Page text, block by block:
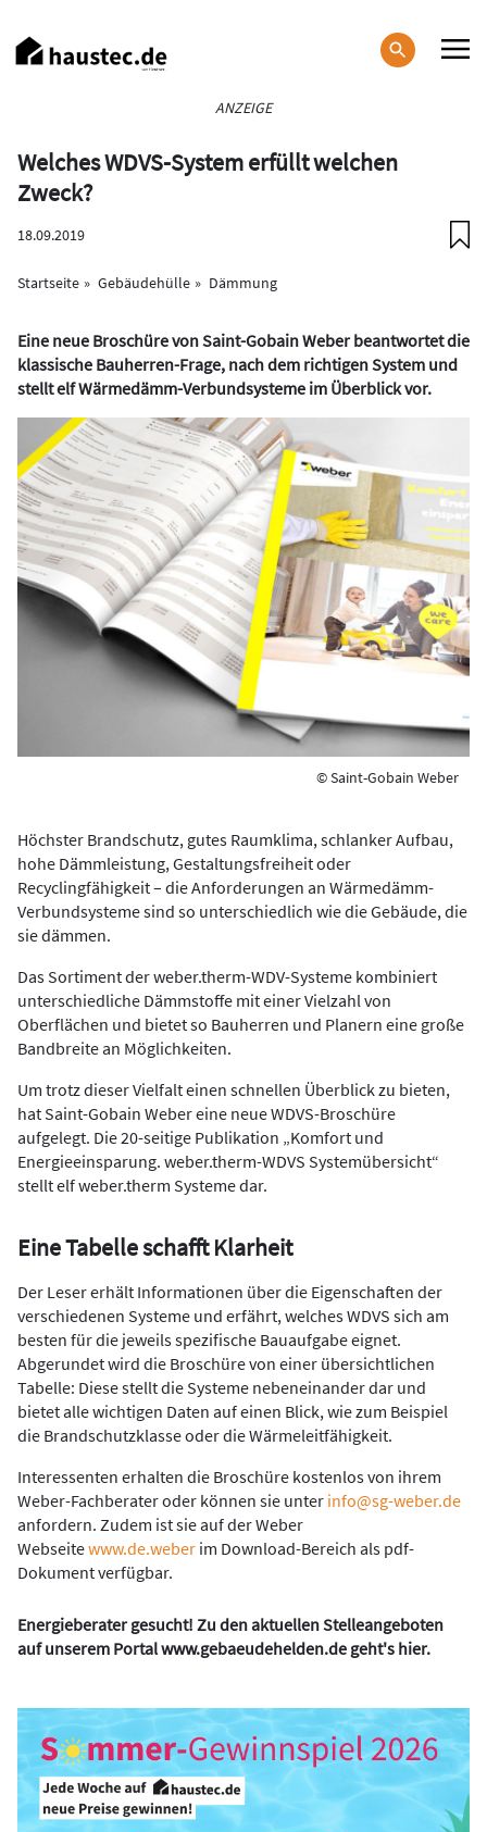
zum
Inhalt
ANZEIGE
Welches WDVS-System erfüllt welchen
Zweck?
18.09.2019
Startseite Gebäudehülle Dämmung
Eine neue Broschüre von Saint-Gobain Weber beantwortet die
klassische Bauherren-Frage, nach dem richtigen System und
stellt elf Wärmedämm-Verbundsysteme im Überblickvor.
© Saint-Gobain Weber
Höchster Brandschutz, gutes Raumklima, schlanker Aufbau,
hohe Dämmleistung, Gestaltungsfreiheit oder
Recyclingfähigkeit – die Anforderungen an Wärmedämm-
Verbundsysteme sind so unterschiedlich wie die Gebäude, die
sie dämmen.
Das Sortiment der weber.therm-WDV-Systeme kombiniert
unterschiedliche Dämmstoffe mit einer Vielzahl von
Oberflächen und bietet so Bauherren und Planern eine große
Bandbreite an Möglichkeiten.
Um trotz dieser Vielfalt einen schnellen Überblick zu bieten,
hat Saint-Gobain Weber eine neue WDVS-Broschüre
aufgelegt. Die 20-seitige Publikation „Komfort und
Energieeinsparung. weber.therm-WDVS Systemübersicht“
stellt elf weber.therm Systeme dar.
Eine Tabelle schafft Klarheit
Der Leser erhält Informationen über die Eigenschaften der
verschiedenen Systeme und erfährt, welches WDVS sich am
besten für die jeweils spezifische Bauaufgabe eignet.
Abgerundet wird die Broschüre von einer übersichtlichen
Tabelle: Diese stellt die Systeme nebeneinander dar und
bietet alle wichtigen Daten auf einen Blick, wie zum Beispiel
die Brandschutzklasse oder die Wärmeleitfähigkeit.
Interessenten erhalten die Broschüre kostenlos von ihrem
Weber-Fachberater oder können sie unter info@sg-weber.de
anfordern. Zudem ist sie auf der Weber
Webseitewww.de.weber im Download-Bereich als pdf-
Dokument verfügbar.
Energieberater gesucht! Zu den aktuellen Stelleangeboten
auf unserem Portalwww.gebaeudehelden.de geht's hier.